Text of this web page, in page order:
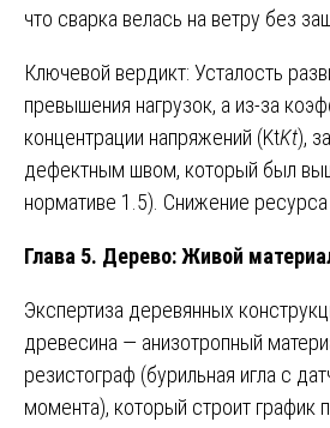
что сварка велась на ветру без
Ключевой вердикт: Усталость
превышения нагрузок, а из-за
концентрации напряжений (KtKt​),
дефектным швом, который был
нормативе 1.5). Снижение ресурса
Глава 5. Дерево: Живой
Экспертиза деревянных
древесина — анизотропный
резистограф (бурильная игла с
момента), который строит график